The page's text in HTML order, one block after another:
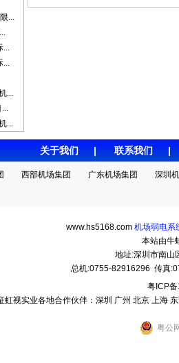
...
...
...
...
...
关于我们 | 联系我们
西部机场集团 广东机场集团 深圳
www.hs5168.com 机场弱电系
本站由牛
地址:深圳市南山
总机:0755-82916296 传真
粤ICP
虹视实业各地合作伙伴：深圳 广州 北京 上海
粤公